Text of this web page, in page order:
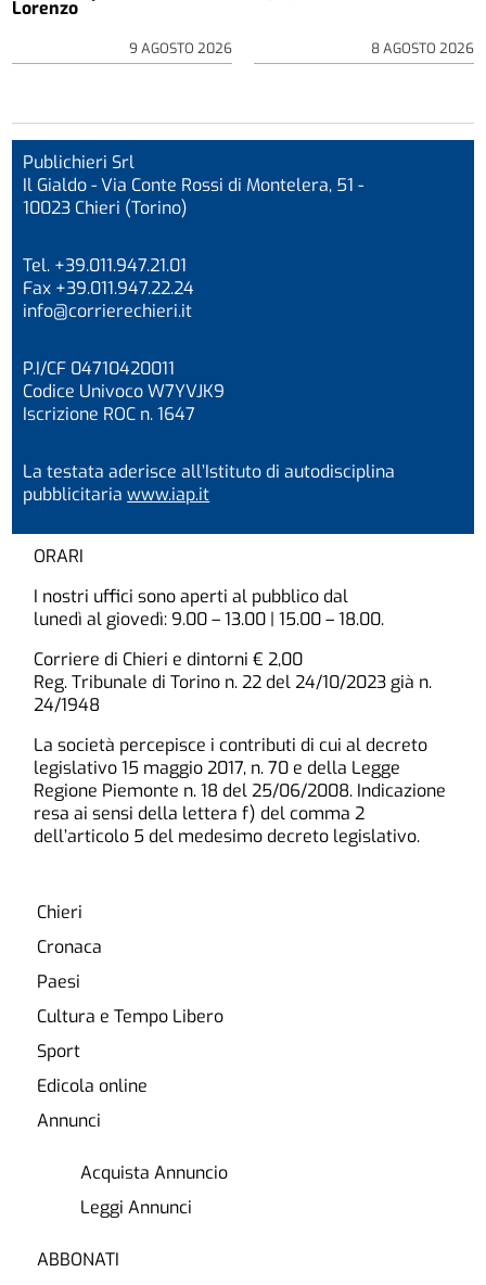
Lorenzo
9 AGOSTO 2026 8 AGOSTO 2026
Publichieri Srl
Il Gialdo - Via Conte Rossi di Montelera, 51 -
10023 Chieri (Torino)
Tel. +39.011.947.21.01
Fax +39.011.947.22.24
info@corrierechieri.it
P.I/CF 04710420011
Codice Univoco W7YVJK9
Iscrizione ROC n. 1647
La testata aderisce all’Istituto di autodisciplina
pubblicitariawww.iap.it
ORARI
I nostri uffici sono aperti al pubblico dal
lunedì al giovedì: 9.00 – 13.00 | 15.00 – 18.00.
Corriere di Chieri e dintorni € 2,00
Reg. Tribunale di Torino n. 22 del 24/10/2023 già n.
24/1948
La società percepisce i contributi di cui al decreto
legislativo 15 maggio 2017, n. 70 e della Legge
Regione Piemonte n. 18 del 25/06/2008. Indicazione
resa ai sensi della lettera f) del comma 2
dell’articolo 5 del medesimo decreto legislativo.
Chieri
Cronaca
Paesi
Cultura e Tempo Libero
Sport
Edicola online
Annunci
Acquista Annuncio
Leggi Annunci
ABBONATI